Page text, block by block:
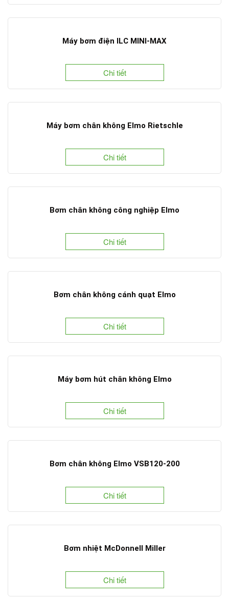
Máy bơm điện ILC MINI-MAX
Chi tiết
Máy bơm chân không Elmo Rietschle
Chi tiết
Bơm chân không công nghiệp Elmo
Chi tiết
Bơm chân không cánh quạt Elmo
Chi tiết
Máy bơm hút chân không Elmo
Chi tiết
Bơm chân không Elmo VSB120-200
Chi tiết
Bơm nhiệt McDonnell Miller
Chi tiết